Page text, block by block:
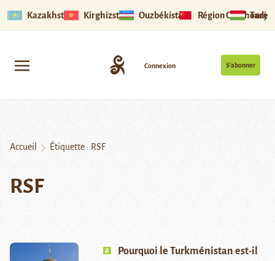
Kazakhstan Kirghizstan Ouzbékistan Région Ouïghoure
S’abonner
Connexion
Accueil Étiquette : RSF
RSF
Pourquoi le Turkménistan est-il